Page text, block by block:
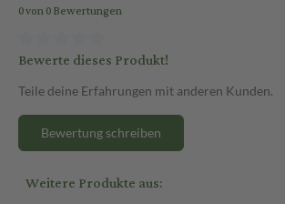
0 von 0 Bewertungen
Bewerte dieses Produkt!
Teile deine Erfahrungen mit anderen Kunden.
Bewertung schreiben
Weitere Produkte aus: